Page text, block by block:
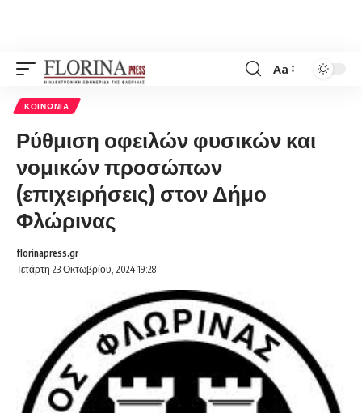
Font
Aa
ΚΟΙΝΩΝΊΑ
Ρύθμιση οφειλών φυσικών και
νομικών προσώπων
(επιχειρήσεις) στον Δήμο
Φλώρινας
Τετάρτη 23 Οκτωβρίου, 2024 19:28
florinapress.gr